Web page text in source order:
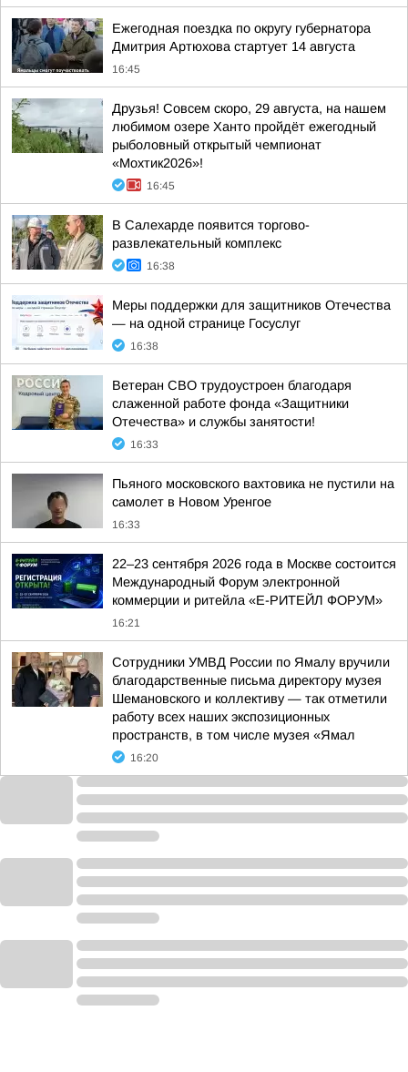
Ежегодная поездка по округу губернатора
Дмитрия Артюхова стартует 14 августа
16:45
Друзья! Совсем скоро, 29 августа, на нашем
любимом озере Ханто пройдёт ежегодный
рыболовный открытый чемпионат
«Мохтик2026»!
16:45
В Салехарде появится торгово-
развлекательный комплекс
16:38
Меры поддержки для защитников Отечества
— на одной странице Госуслуг
16:38
Ветеран СВО трудоустроен благодаря
слаженной работе фонда «Защитники
Отечества» и службы занятости!
16:33
Пьяного московского вахтовика не пустили на
самолет в Новом Уренгое
16:33
22–23 сентября 2026 года в Москве состоится
Международный Форум электронной
коммерции и ритейла «Е-РИТЕЙЛ ФОРУМ»
16:21
Сотрудники УМВД России по Ямалу вручили
благодарственные письма директору музея
Шемановского и коллективу — так отметили
работу всех наших экспозиционных
пространств, в том числе музея «Ямал
16:20